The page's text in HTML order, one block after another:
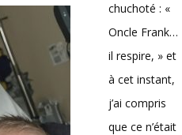
chuchoté : «
Oncle Frank…
il respire, » et
à cet instant,
j’ai compris
que ce n’était